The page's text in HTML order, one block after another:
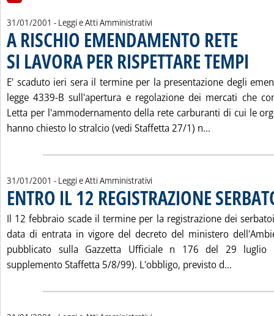
31/01/2001 - Leggi e Atti Amministrativi
A RISCHIO EMENDAMENTO RETE
SI LAVORA PER RISPETTARE TEMPI
E' scaduto ieri sera il termine per la presentazione degli
legge 4339-B sull'apertura e regolazione dei mercati che
Letta per l'ammodernamento della rete carburanti di cui le
hanno chiesto lo stralcio (vedi Staffetta 27/1) n...
31/01/2001 - Leggi e Atti Amministrativi
ENTRO IL 12 REGISTRAZIONE
Il 12 febbraio scade il termine per la registrazione dei
data di entrata in vigore del decreto del ministero
pubblicato sulla Gazzetta Ufficiale n 176 del 29
supplemento Staffetta 5/8/99). L'obbligo, previsto d...